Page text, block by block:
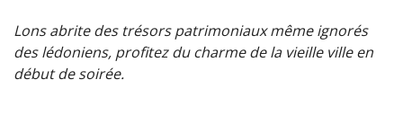
Lons abrite des trésors patrimoniaux même ignorés
des lédoniens, profitez du charme de la vieille ville en
début de soirée.